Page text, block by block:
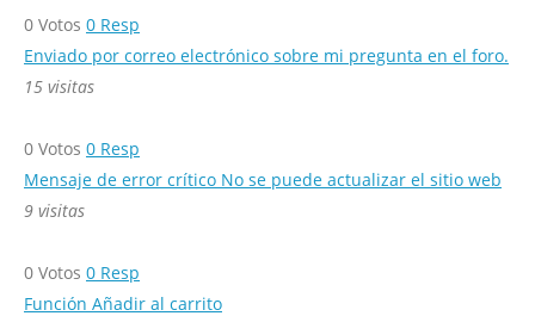
0 Votos 0 Resp
Enviado por correo electrónico sobre mi pregunta en el foro.
15 visitas
0 Votos 0 Resp
Mensaje de error crítico No se puede actualizar el sitio web
9 visitas
0 Votos 0 Resp
Función Añadir al carrito